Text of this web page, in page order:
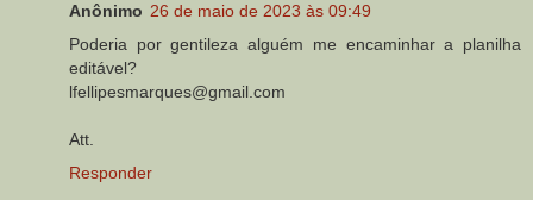
Anônimo 26 de maio de 2023 às 09:49
Poderia por gentileza alguém me encaminhar a planilha
editável?
lfellipesmarques@gmail.com
Att.
Responder